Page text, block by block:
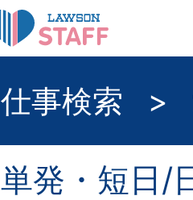
仕事検索 >
単発・短日/